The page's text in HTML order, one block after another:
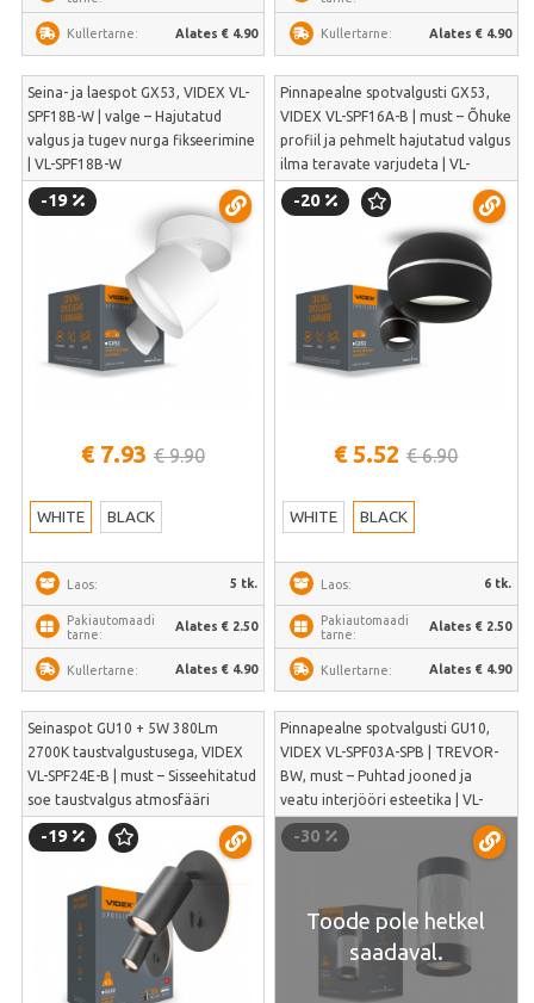
Kullertarne: Alates € 4.90 Kullertarne: Alates € 4.90
Seina- ja laespot GX53, VIDEX VL-
SPF18B-W | valge – Hajutatud
valgus ja tugev nurga fikseerimine
| VL-SPF18B-W
-19
€ 7.93 € 9.90
WHITE BLACK
Laos: 5 tk.
Pakiautomaadi
tarne:
Alates € 2.50
Kullertarne: Alates € 4.90
Pinnapealne spotvalgusti GX53,
VIDEX VL-SPF16A-B | must – Õhuke
profiil ja pehmelt hajutatud valgus
ilma teravate varjudeta | VL-
SPF16A-B
-20
€ 5.52 € 6.90
WHITE BLACK
Laos: 6 tk.
Pakiautomaadi
tarne:
Alates € 2.50
Kullertarne: Alates € 4.90
Seinaspot GU10 + 5W 380Lm
2700K taustvalgustusega, VIDEX
VL-SPF24E-B | must – Sisseehitatud
soe taustvalgus atmosfääri
loomiseks ja suunatav GU10 kiir
lugemiseks | VL-SPF24E-B
-19
Pinnapealne spotvalgusti GU10,
VIDEX VL-SPF03A-SPB | TREVOR-
BW, must – Puhtad jooned ja
veatu interjööri esteetika | VL-
SPF03A-SPB
-30
Toode pole hetkel
saadaval.